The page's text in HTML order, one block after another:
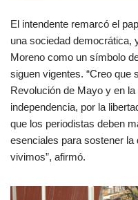
El intendente remarcó el
una sociedad democrática,
Moreno como un símbolo
siguen vigentes. “Creo que
Revolución de Mayo y en
independencia, por la
que los periodistas deben
esenciales para sostener
vivimos”, afirmó.